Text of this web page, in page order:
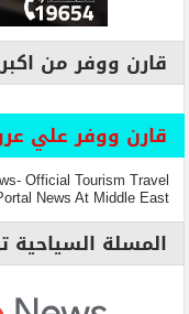
قارن ووفر من
قارن ووفر علي
Official Tourism Travel
News At Middle East
المسلة السياحية